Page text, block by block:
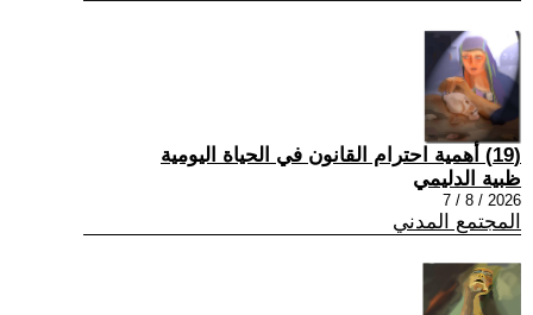
(19) أهمية احترام القانون في الحياة اليومية
ظبية الدليمي
2026 / 8 / 7
المجتمع المدني